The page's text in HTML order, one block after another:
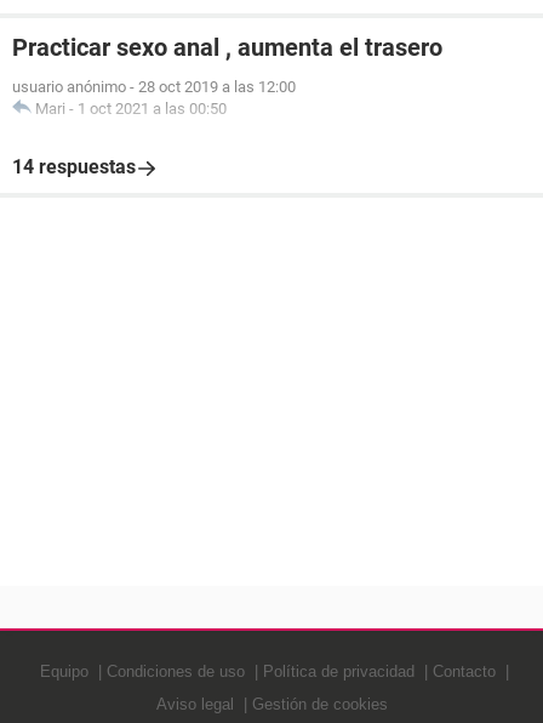
Practicar sexo anal , aumenta el trasero
usuario anónimo - 28 oct 2019 a las 12:00
Mari - 1 oct 2021 a las 00:50
14 respuestas
Equipo Condiciones de uso Política de privacidad
Contacto
Aviso legal
Gestión de cookies